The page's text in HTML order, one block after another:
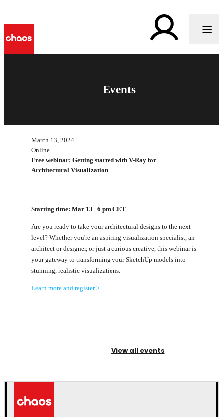
Events
March 13, 2024
Online
Free webinar: Getting started with V-Ray for
Architectural Visualization
Starting time: Mar 13 | 6 pm CET
Are you ready to take your architectural designs to the next
level? Whether you're an aspiring visualization specialist, an
architect or designer, or just a curious creative, this webinar is
your gateway to transforming your SketchUp models into
stunning, realistic visualizations.
Learn more and register >
View all events